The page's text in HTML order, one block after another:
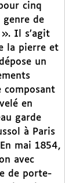
cinq
genre de
». Il s’agit
la pierre et
un
composant
en
garde
à Paris
mai 1854,
avec
de porte-